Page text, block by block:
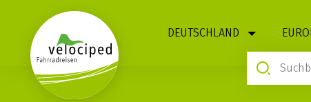
DEUTSCHLAND